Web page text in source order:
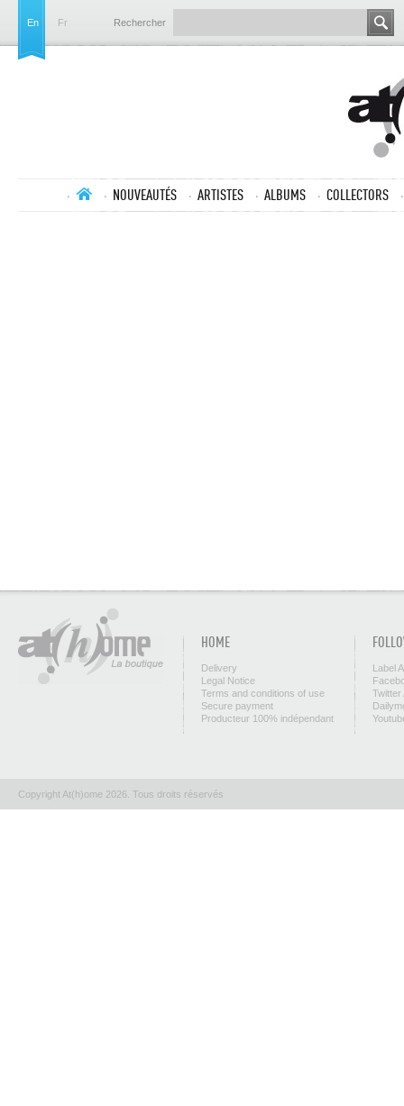
En Fr Rechercher
NOUVEAUTÉS ARTISTES ALBUMS COLLECTORS
HOME
Delivery
Legal Notice
Terms and conditions of use
Secure payment
Producteur 100% indépendant
Label
Twitter
Copyright At(h)ome 2026. Tous droits réservés